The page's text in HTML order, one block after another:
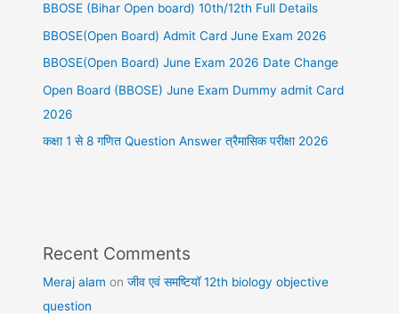
BBOSE (Bihar Open board) 10th/12th Full Details
BBOSE(Open Board) Admit Card June Exam 2026
BBOSE(Open Board) June Exam 2026 Date Change
Open Board (BBOSE) June Exam Dummy admit Card
2026
कक्षा 1 से 8 गणित Question Answer त्रैमासिक परीक्षा 2026
Recent Comments
Meraj alam onजीव एवं समष्टियॉ 12th biology objective
question